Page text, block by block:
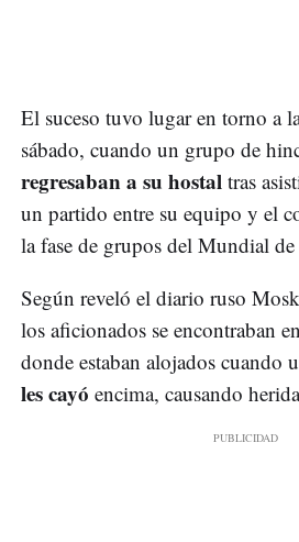
El suceso tuvo lugar en torno a
sábado, cuando un grupo de
regresaban a su hostal tras
un partido entre su equipo y el
la fase de grupos del Mundial
Según reveló el diario ruso
los aficionados se encontraban
donde estaban alojados cuando
les cayó encima, causando